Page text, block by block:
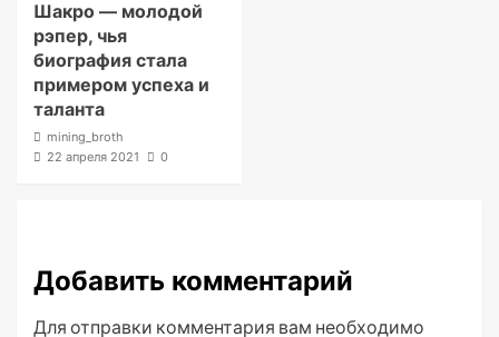
Шакро — молодой
рэпер, чья
биография стала
примером успеха и
таланта
mining_broth
22 апреля 2021
0
Добавить комментарий
Для отправки комментария вам необходимо